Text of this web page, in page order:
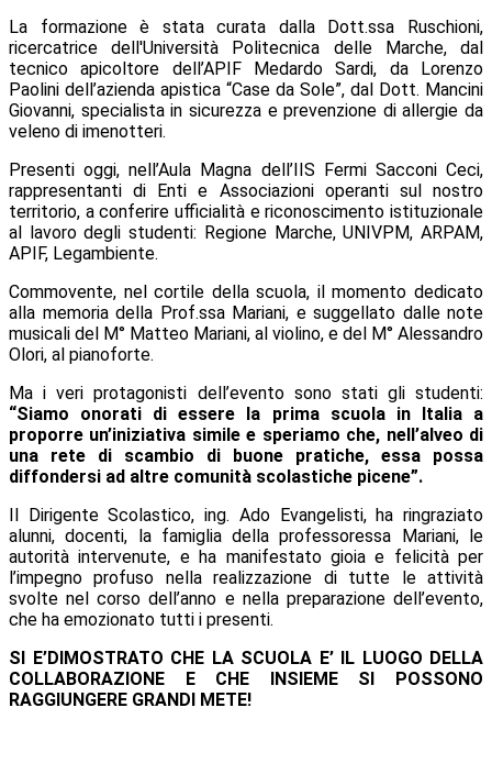
La formazione è stata curata dalla Dott.ssa Ruschioni,
ricercatrice dell'Università Politecnica delle Marche, dal
tecnico apicoltore dell’APIF Medardo Sardi, da Lorenzo
Paolini dell’azienda apistica “Case da Sole”, dal Dott. Mancini
Giovanni, specialista in sicurezza e prevenzione di allergie da
veleno di imenotteri.
Presenti oggi, nell’Aula Magna dell’IIS Fermi Sacconi Ceci,
rappresentanti di Enti e Associazioni operanti sul nostro
territorio, a conferire ufficialità e riconoscimento istituzionale
al lavoro degli studenti: Regione Marche, UNIVPM, ARPAM,
APIF, Legambiente.
Commovente, nel cortile della scuola, il momento dedicato
alla memoria della Prof.ssa Mariani, e suggellato dalle note
musicali del M° Matteo Mariani, al violino, e del M° Alessandro
Olori, al pianoforte.
Ma i veri protagonisti dell’evento sono stati gli studenti:
“Siamo onorati di essere la prima scuola in Italia a
proporre un’iniziativa simile e speriamo che, nell’alveo di
una rete di scambio di buone pratiche, essa possa
diffondersi ad altre comunità scolastiche picene”.
Il Dirigente Scolastico, ing. Ado Evangelisti, ha ringraziato
alunni, docenti, la famiglia della professoressa Mariani, le
autorità intervenute, e ha manifestato gioia e felicità per
l’impegno profuso nella realizzazione di tutte le attività
svolte nel corso dell’anno e nella preparazione dell’evento,
che ha emozionato tutti i presenti.
SI E’DIMOSTRATO CHE LA SCUOLA E’ IL LUOGO DELLA
COLLABORAZIONE E CHE INSIEME SI POSSONO
RAGGIUNGERE GRANDI METE!